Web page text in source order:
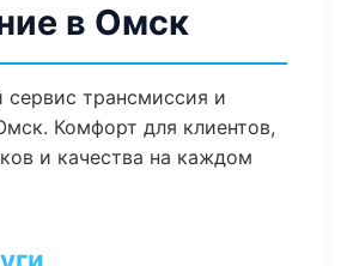
в Омск
трансмиссия и
Комфорт для клиентов,
и качества на каждом